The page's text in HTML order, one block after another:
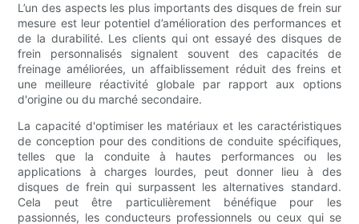
L’un des aspects les plus importants des disques de frein sur
mesure est leur potentiel d’amélioration des performances et
de la durabilité. Les clients qui ont essayé des disques de
frein personnalisés signalent souvent des capacités de
freinage améliorées, un affaiblissement réduit des freins et
une meilleure réactivité globale par rapport aux options
d'origine ou du marché secondaire.
La capacité d'optimiser les matériaux et les caractéristiques
de conception pour des conditions de conduite spécifiques,
telles que la conduite à hautes performances ou les
applications à charges lourdes, peut donner lieu à des
disques de frein qui surpassent les alternatives standard.
Cela peut être particulièrement bénéfique pour les
passionnés, les conducteurs professionnels ou ceux qui se